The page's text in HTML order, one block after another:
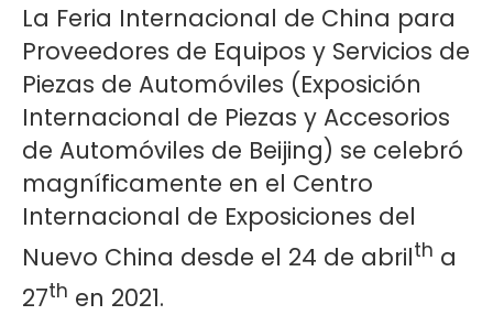
La Feria Internacional de China para
Proveedores de Equipos y Servicios de
Piezas de Automóviles (Exposición
Internacional de Piezas y Accesorios
de Automóviles de Beijing) se celebró
magníficamente en el Centro
Internacional de Exposiciones del
Nuevo China desde el 24 de abrilth a
27th en 2021.